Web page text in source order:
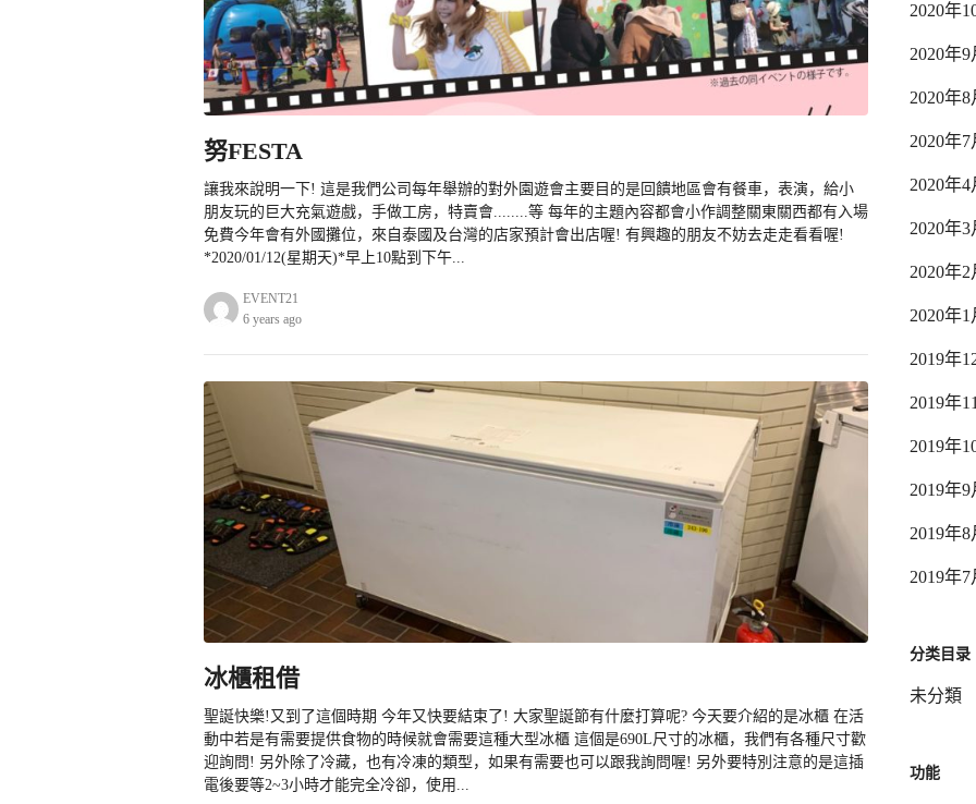
努FESTA
讓我來說明一下! 這是我們公司每年舉辦的對外園遊會主要目的是回饋地區會有餐車，表演，給小
朋友玩的巨大充氣遊戲，手做工房，特賣會........等 每年的主題內容都會小作調整關東關西都有入場
免費今年會有外國攤位，來自泰國及台灣的店家預計會出店喔! 有興趣的朋友不妨去走走看看喔!
*2020/01/12(星期天)*早上10點到下午...
EVENT21
6 years ago
冰櫃租借
聖誕快樂!又到了這個時期 今年又快要結束了! 大家聖誕節有什麼打算呢? 今天要介紹的是冰櫃 在活
動中若是有需要提供食物的時候就會需要這種大型冰櫃 這個是690L尺寸的冰櫃，我們有各種尺寸歡
迎詢問! 另外除了冷藏，也有冷凍的類型，如果有需要也可以跟我詢問喔! 另外要特別注意的是這插
電後要等2~3小時才能完全冷卻，使用...
2020年
2020年9
2020年8
2020年7
2020年4
2020年3
2020年2
2020年1
2019年
2019年
2019年
2019年9
2019年8
2019年7
分类目录
未分類
功能